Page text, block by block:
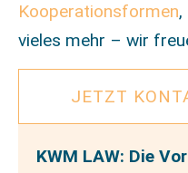
Kooperationsformen,
vieles mehr – wir
JETZT
KWM LAW: Die